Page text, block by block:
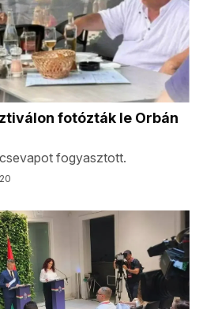
fotózták le Orbán
fogyasztott.